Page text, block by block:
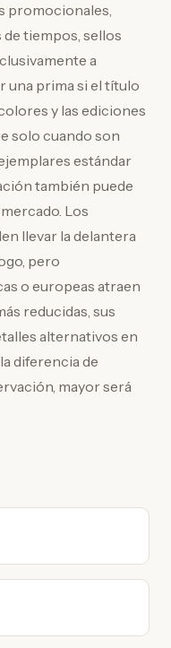
promocionales,
tiempos, sellos
a
una prima si el título
y las ediciones
solo cuando son
estándar
también puede
Los
llevar la delantera
pero
o europeas atraen
reducidas, sus
alternativos en
diferencia de
mayor será